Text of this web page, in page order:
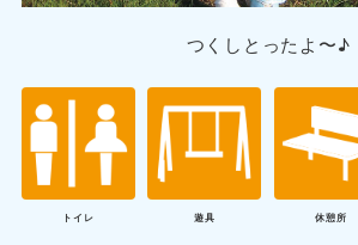
つくしとったよ〜♪
トイレ 遊具 休憩所